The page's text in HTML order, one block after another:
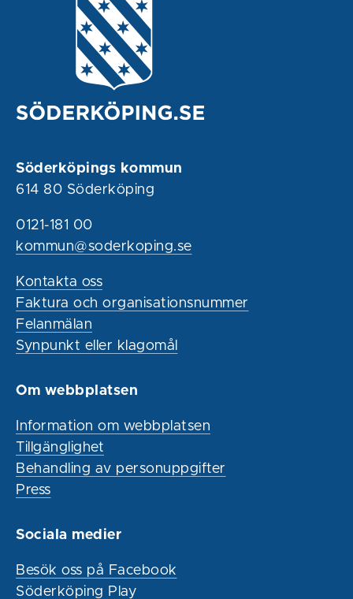
Söderköpings kommun
614 80 Söderköping
0121-181 00
kommun@soderkoping.se
Kontakta oss
Faktura och organisationsnummer
Felanmälan
Synpunkt eller klagomål
Om webbplatsen
Information om webbplatsen
Tillgänglighet
Behandling av personuppgifter
Press
Sociala medier
Besök oss på Facebook
Söderköping Play